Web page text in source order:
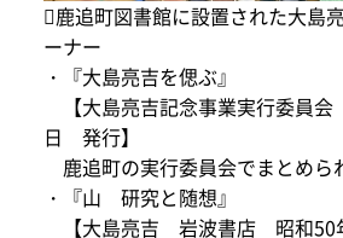
鹿追町図書館に設置された大島
ーナー
・『大島亮吉を偲ぶ』
【大島亮吉記念事業実行委員
日 発行】
鹿追町の実行委員会でまとめら
・『山 研究と随想』
【大島亮吉 岩波書店 昭和50